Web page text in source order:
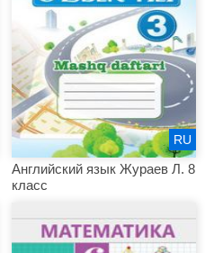
Английский язык Жураев Л. 8
класс
RU